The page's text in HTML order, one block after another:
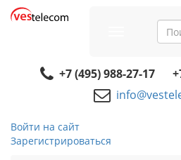
navigation
+7 (495) 988-27-17
Войти на сайт
Зарегистрироваться